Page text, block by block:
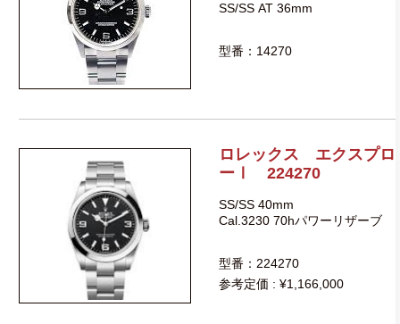
SS/SS AT 36mm
型番：14270
ロレックス エクスプロ
ーⅠ 224270
SS/SS 40mm
Cal.3230 70hパワーリザーブ
型番：224270
参考定価 : ¥1,166,000